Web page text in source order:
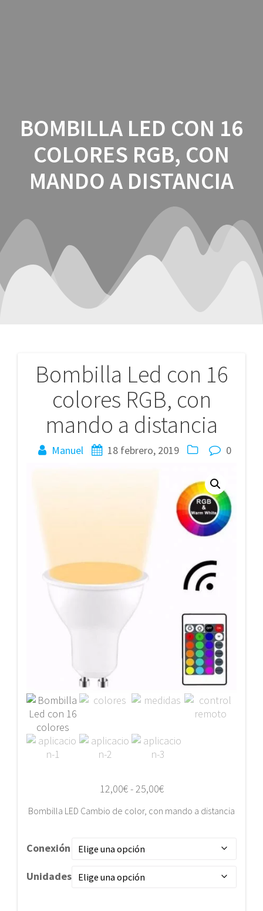
BOMBILLA LED CON 16
COLORES RGB, CON
MANDO A DISTANCIA
Bombilla Led con 16
colores RGB, con
mando a distancia
Manuel 18 febrero, 2019 0
12,00€-25,00€Rango
precios:
Bombilla LED Cambio de color, con mando a distancia
Conexión
Unidades
Navegación
entradas